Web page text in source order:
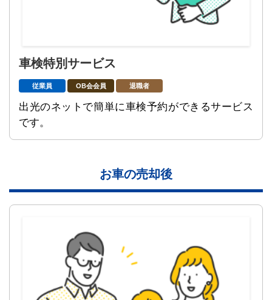
車検特別サービス
従業員 OB会会員 退職者
出光のネットで簡単に車検予約ができるサービス
です。
お車の売却後